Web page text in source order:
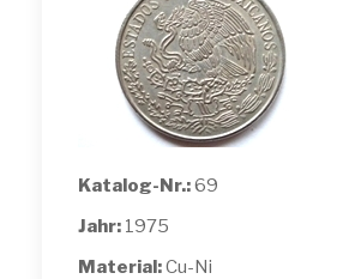
Katalog-Nr.:69
Jahr: 1975
Material:Cu-Ni